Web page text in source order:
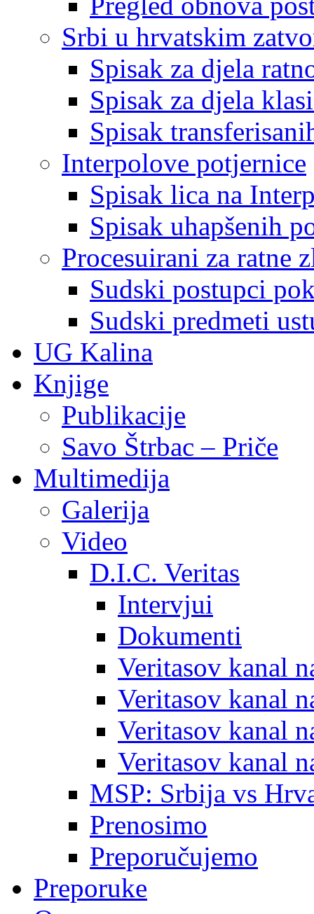
Srbi u hrvatskim
Spisak za djela
Spisak za djela
Spisak
Interpolove potjernice
Spisak lica na
Spisak uhapšenih
Procesuirani za ratne
Sudski postupci
Sudski predmeti
UG Kalina
Knjige
Publikacije
Savo Štrbac – Priče
Multimedija
Galerija
Video
D.I.C. Veritas
Intervjui
Dokumenti
Veritasov kanal
Veritasov kanal
Veritasov kanal
Veritasov kanal
MSP: Srbija vs
Prenosimo
Preporučujemo
Preporuke